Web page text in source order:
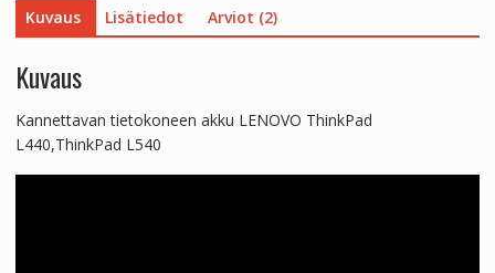
Kuvaus Lisätiedot Arviot (2)
Kuvaus
Kannettavan tietokoneen akku LENOVO ThinkPad
L440,ThinkPad L540